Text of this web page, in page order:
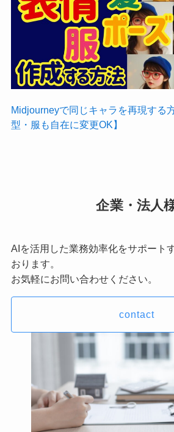
Midjourneyで同じキャラを再現する
型・服も自在に変更OK】
企業・法人
AIを活用した業務効率化をサポート
おります。
お気軽にお問い合わせください。
contact